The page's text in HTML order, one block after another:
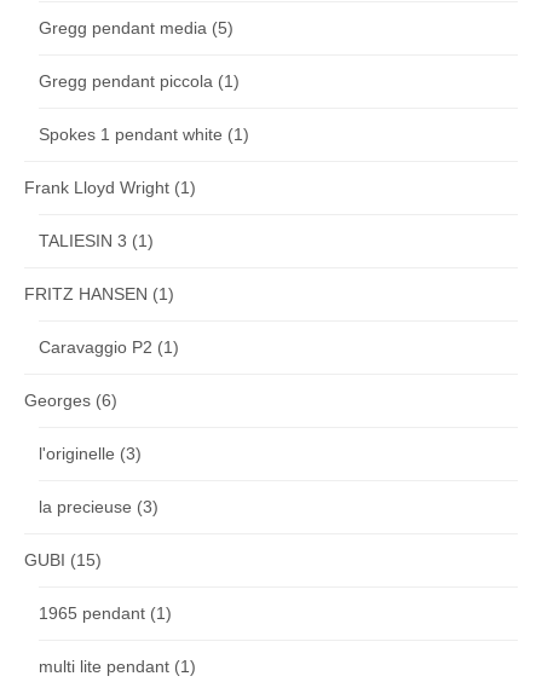
Gregg pendant media (5)
Gregg pendant piccola (1)
Spokes 1 pendant white (1)
Frank Lloyd Wright (1)
TALIESIN 3 (1)
FRITZ HANSEN (1)
Caravaggio P2 (1)
Georges (6)
l'originelle (3)
la precieuse (3)
GUBI (15)
1965 pendant (1)
multi lite pendant (1)